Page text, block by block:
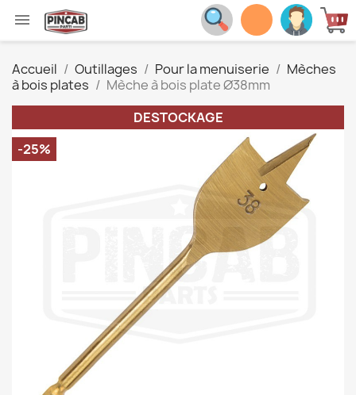

Accueil Outillages Pour la menuiserie
Mèches
à bois plates
Mèche à bois plate Ø38mm
DESTOCKAGE
-25%